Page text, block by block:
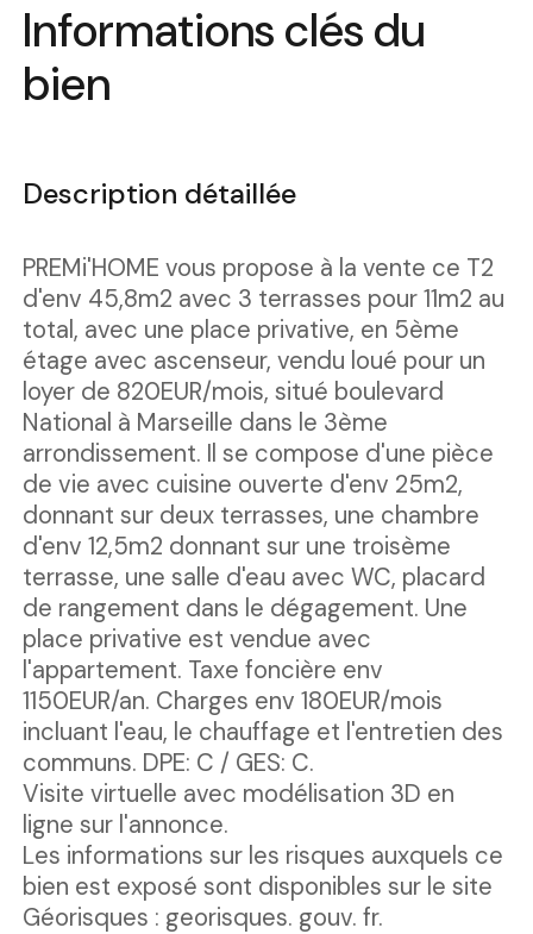
Informations clés du
bien
Description détaillée
PREMi'HOME vous propose à la vente ce T2
d'env 45,8m2 avec 3 terrasses pour 11m2 au
total, avec une place privative, en 5ème
étage avec ascenseur, vendu loué pour un
loyer de 820EUR/mois, situé boulevard
National à Marseille dans le 3ème
arrondissement. Il se compose d'une pièce
de vie avec cuisine ouverte d'env 25m2,
donnant sur deux terrasses, une chambre
d'env 12,5m2 donnant sur une troisème
terrasse, une salle d'eau avec WC, placard
de rangement dans le dégagement. Une
place privative est vendue avec
l'appartement. Taxe foncière env
1150EUR/an. Charges env 180EUR/mois
incluant l'eau, le chauffage et l'entretien des
communs. DPE: C / GES: C.
Visite virtuelle avec modélisation 3D en
ligne sur l'annonce.
Les informations sur les risques auxquels ce
bien est exposé sont disponibles sur le site
Géorisques : georisques. gouv. fr.